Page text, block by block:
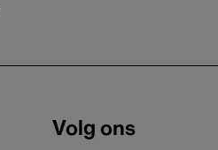
Volg ons